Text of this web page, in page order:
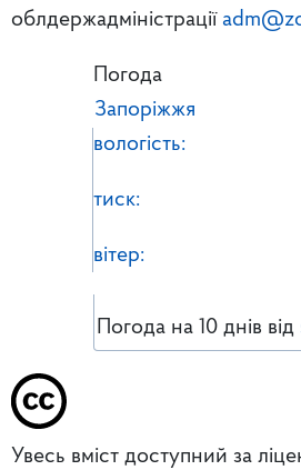
облдержадміністрації
Погода
Запоріжжя
вологість:
тиск:
вітер:
Погода на 10 днів від
Увесь вміст доступний за